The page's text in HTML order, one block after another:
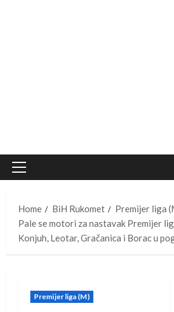
Primary
Home
BiH Rukomet
Premijer liga
Pale se motori za nastavak Premijer
Konjuh, Leotar, Gračanica i Borac u
Premijer liga (M)